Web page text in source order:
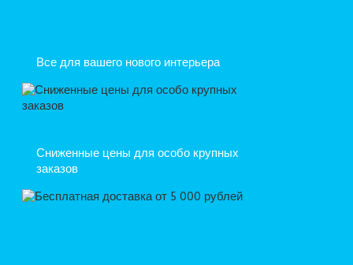
Все для вашего нового интерьера
Сниженные цены для особо крупных
заказов